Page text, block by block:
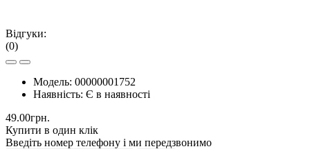
Відгуки:
(0)
Модель: 00000001752
Наявність: Є в наявності
49.00грн.
Купити в один клік
Введіть номер телефону і ми передзвонимо